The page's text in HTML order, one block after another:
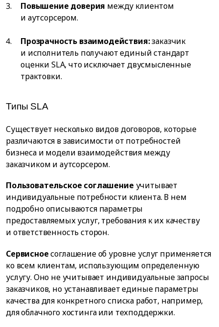
Повышение доверия между клиентом
и аутсорсером.
Прозрачность взаимодействия:заказчик
и исполнитель получают единый стандарт
оценки SLA, что исключает двусмысленные
трактовки.
Типы SLA
Существует несколько видов договоров, которые
различаются в зависимости от потребностей
бизнеса и модели взаимодействия между
заказчиком и аутсорсером.
Пользовательское соглашение учитывает
индивидуальные потребности клиента. В нем
подробно описываются параметры
предоставляемых услуг, требования к их качеству
и ответственность сторон.
Сервисноесоглашение об уровне услуг применяется
ко всем клиентам, использующим определенную
услугу. Оно не учитывает индивидуальные запросы
заказчиков, но устанавливает единые параметры
качества для конкретного списка работ, например,
для облачного хостинга или техподдержки.